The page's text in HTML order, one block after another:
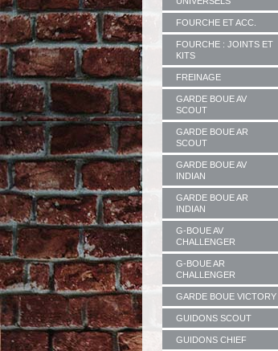
FOURCHE ET ACC.
FOURCHE : JOINTS ET
KITS
FREINAGE
GARDE BOUE AV
SCOUT
GARDE BOUE AR
SCOUT
GARDE BOUE AV
INDIAN
GARDE BOUE AR
INDIAN
G-BOUE AV
CHALLENGER
G-BOUE AR
CHALLENGER
GARDE BOUE VICTORY
GUIDONS SCOUT
GUIDONS CHIEF